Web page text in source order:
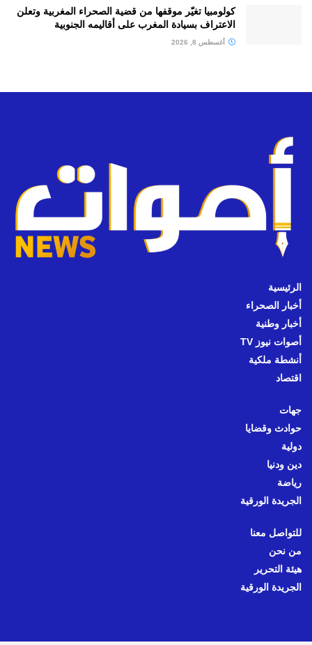
كولومبيا تغيّر موقفها من قضية الصحراء المغربية وتعلن
الاعتراف بسيادة المغرب على أقاليمه الجنوبية
أغسطس 8, 2026
الرئيسية
أخبار الصحراء
أخبار وطنية
أصوات نيوز TV
أنشطة ملكية
اقتصاد
جهات
حوادث وقضايا
دولية
دين ودنيا
رياضة
الجريدة الورقية
للتواصل معنا
من نحن
هيئة التحرير
الجريدة الورقية